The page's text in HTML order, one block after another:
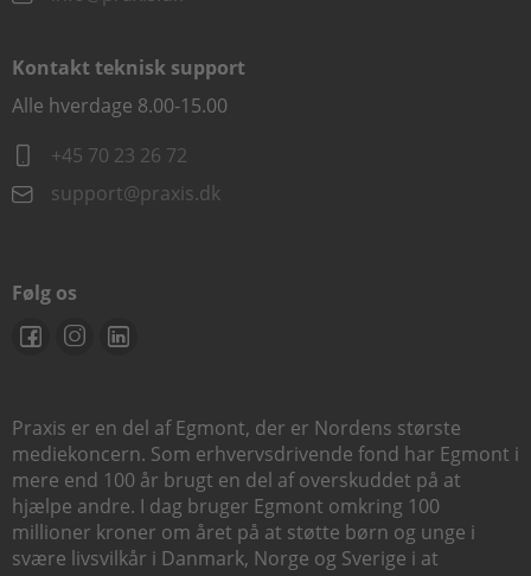
Kontakt teknisk support
Alle hverdage 8.00-15.00
+45 70 23 26 72
support@praxis.dk
Følg os
Praxis er en del af Egmont, der er Nordens største
mediekoncern. Som erhvervsdrivende fond har Egmont i
mere end 100 år brugt en del af overskuddet på at
hjælpe andre. I dag bruger Egmont omkring 100
millioner kroner om året på at støtte børn og unge i
svære livsvilkår i Danmark, Norge og Sverige i at